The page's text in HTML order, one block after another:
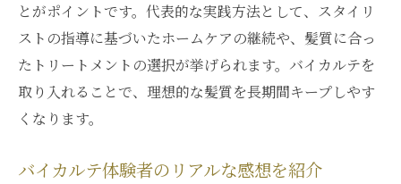
とがポイントです。代表的な実践方法として、スタイリ
ストの指導に基づいたホームケアの継続や、髪質に合っ
たトリートメントの選択が挙げられます。バイカルテを
取り入れることで、理想的な髪質を長期間キープしやす
くなります。
バイカルテ体験者のリアルな感想を紹介